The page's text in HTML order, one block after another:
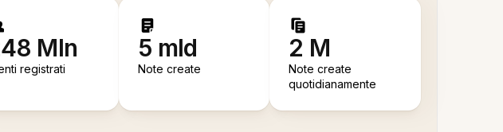
Mln
registrati
5 mld
Note create
2 M
Note create
quotidianamente